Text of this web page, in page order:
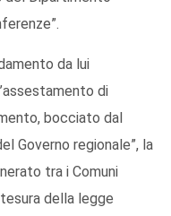
da lui
di
bocciato dal
Governo regionale”, la
tra i Comuni
della legge